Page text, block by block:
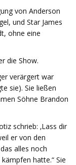
von Anderson
und Star James
ohne eine
die Show.
verärgert war
sie). Sie ließen
Söhne Brandon
schrieb: ‚Lass dir
er von den
alles noch
hatte.“ Sie